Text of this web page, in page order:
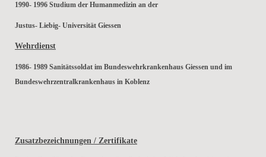
1990- 1996 Studium der Humanmedizin an der
Justus- Liebig- Universität Giessen
Wehrdienst
1986- 1989 Sanitätssoldat im Bundeswehrkrankenhaus Giessen und im
Bundeswehrzentralkrankenhaus in Koblenz
Zusatzbezeichnungen / Zertifikate